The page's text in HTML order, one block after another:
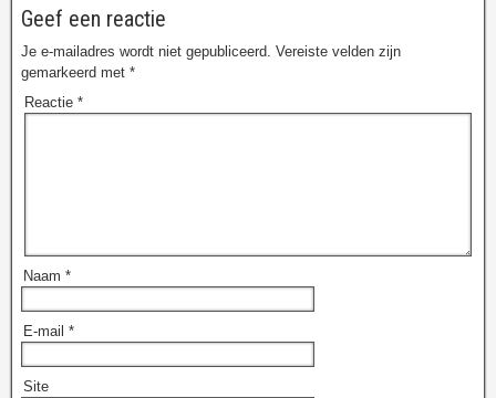
Geef een reactie
Je e-mailadres wordt niet gepubliceerd. Vereiste velden zijn
gemarkeerd met *
Reactie *
Naam *
E-mail *
Site